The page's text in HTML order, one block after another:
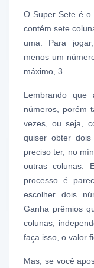
O Super Sete é o
contém sete
uma. Para
menos um
máximo, 3.
Lembrando
números, porém
vezes, ou seja,
quiser obter
preciso ter, no
outras colunas.
processo é
escolher dois
Ganha prêmios
colunas,
faça isso, o valor
Mas, se você